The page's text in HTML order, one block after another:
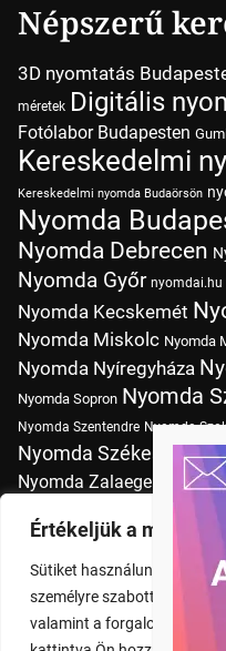
Értékeljük a
Sütiket használunk a
személyre szabott
valamint a forgalom
Népszerű
3D nyomtatás
méretek Digitális
Fotólabor Budapesten
Kereskedelmi
Kereskedelmi nyomda Budaörsön
Nyomda
Nyomda Debrecen
Nyomda Győr nyomdai.hu
Nyomda Kecskemét
Nyomda Miskolc Nyomda
Nyomda Nyíregyháza
Nyomda Sopron Nyomda
Nyomda Szentendre Nyomda
Nyomda
Nyomda Zalaegerszeg
Nyomtatás
Pólónyomtatás Budapesten
Tudásbázis